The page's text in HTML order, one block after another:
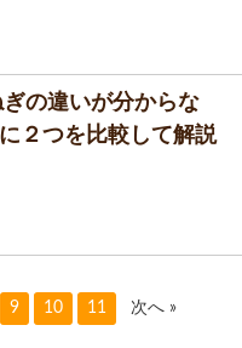
の違いが分からな
２つを比較して解説
9 10 11 次へ »